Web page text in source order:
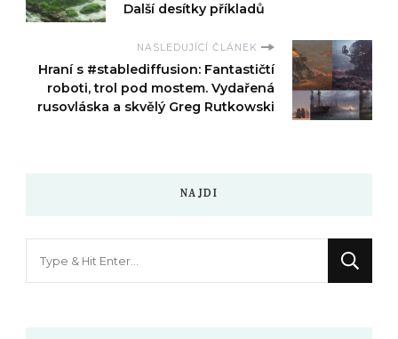
Další desítky příkladů
NASLEDUJÍCÍ ČLÁNEK
Hraní s #stablediffusion: Fantastičtí
roboti, trol pod mostem. Vydařená
rusovláska a skvělý Greg Rutkowski
NAJDI